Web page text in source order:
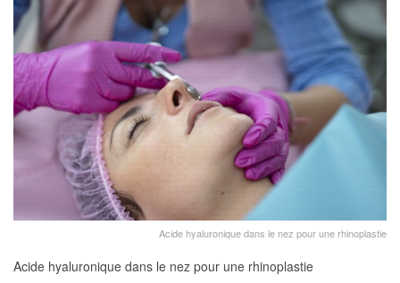
Acide hyaluronique dans le nez pour une rhinoplastie
Acide hyaluronique dans le nez pour une rhinoplastie